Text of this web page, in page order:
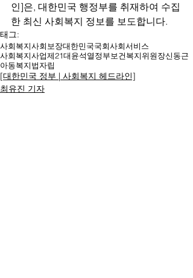
인]은, 대한민국 행정부를 취재하여 수집
한 최신 사회복지 정보를 보도합니다.
태그:
사회복지사회보장대한민국국회사회서비스
사회복지사업제21대윤석열정부보건복지위원장신동근
아동복지법자립
[대한민국 정부 | 사회복지 헤드라인]
최유진 기자